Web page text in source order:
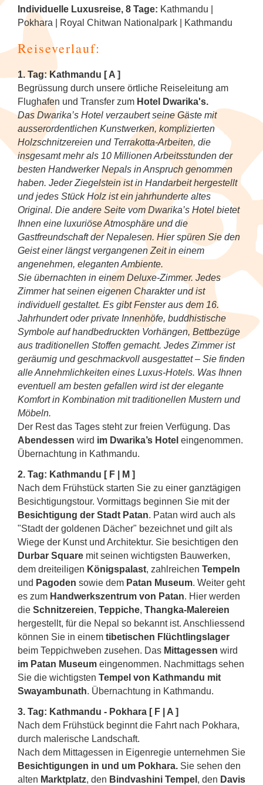
Individuelle Luxusreise, 8 Tage: Kathmandu |
Pokhara | Royal Chitwan Nationalpark | Kathmandu
Reiseverlauf:
1. Tag: Kathmandu [ A ]
Begrüssung durch unsere örtliche Reiseleitung am
Flughafen und Transfer zum Hotel Dwarika's.
Das Dwarika’s Hotel verzaubert seine Gäste mit
ausserordentlichen Kunstwerken, komplizierten
Holzschnitzereien und Terrakotta-Arbeiten, die
insgesamt mehr als 10 Millionen Arbeitsstunden der
besten Handwerker Nepals in Anspruch genommen
haben. Jeder Ziegelstein ist in Handarbeit hergestellt
und jedes Stück Holz ist ein jahrhunderte altes
Original. Die andere Seite vom Dwarika’s Hotel bietet
Ihnen eine luxuriöse Atmosphäre und die
Gastfreundschaft der Nepalesen. Hier spüren Sie den
Geist einer längst vergangenen Zeit in einem
angenehmen, eleganten Ambiente.
Sie übernachten in einem Deluxe-Zimmer. Jedes
Zimmer hat seinen eigenen Charakter und ist
individuell gestaltet. Es gibt Fenster aus dem 16.
Jahrhundert oder private Innenhöfe, buddhistische
Symbole auf handbedruckten Vorhängen, Bettbezüge
aus traditionellen Stoffen gemacht. Jedes Zimmer ist
geräumig und geschmackvoll ausgestattet – Sie finden
alle Annehmlichkeiten eines Luxus-Hotels. Was Ihnen
eventuell am besten gefallen wird ist der elegante
Komfort in Kombination mit traditionellen Mustern und
Möbeln.
Der Rest das Tages steht zur freien Verfügung. Das
Abendessen wird im Dwarika’s Hotel eingenommen.
Übernachtung in Kathmandu.
2. Tag: Kathmandu [ F | M ]
Nach dem Frühstück starten Sie zu einer ganztägigen
Besichtigungstour. Vormittags beginnen Sie mit der
Besichtigung der Stadt Patan. Patan wird auch als
"Stadt der goldenen Dächer" bezeichnet und gilt als
Wiege der Kunst und Architektur. Sie besichtigen den
Durbar Square mit seinen wichtigsten Bauwerken,
dem dreiteiligen Königspalast, zahlreichen Tempeln
und Pagoden sowie dem Patan Museum. Weiter geht
es zum Handwerkszentrum von Patan. Hier werden
die Schnitzereien, Teppiche, Thangka-Malereien
hergestellt, für die Nepal so bekannt ist. Anschliessend
können Sie in einem tibetischen Flüchtlingslager
beim Teppichweben zusehen. Das Mittagessen wird
im Patan Museum eingenommen. Nachmittags sehen
Sie die wichtigsten Tempel von Kathmandu mit
Swayambunath. Übernachtung in Kathmandu.
3. Tag: Kathmandu - Pokhara [ F | A ]
Nach dem Frühstück beginnt die Fahrt nach Pokhara,
durch malerische Landschaft.
Nach dem Mittagessen in Eigenregie unternehmen Sie
Besichtigungen in und um Pokhara. Sie sehen den
alten Marktplatz, den Bindvashini Tempel , den Davis
Diverses
Kambodscha 5
Laos
Myanmar (Burma)
Nepal 5
Sri Lanka 4
Südkorea 4
Thailand 6
Vietnam 5
Sehenswertes
Wellness & Entspannung auf Sri Lanka
Familienreise Sri Lanka
Familienreise Thailand
Kandy Esala Perahera Sri Lanka
NEU: Schlemmerreise Thailand
Thailand: Streetfood, Rooftops und Flip-
Vietnam für Geniesser
durchs Mekong-Delta
NEU: Flusskreuzfahrt mit der RV River
Kwai
Hausboot-Kreuzfahrt auf den
Backwaters
Flusskreuzfahrt auf dem Brahmaputra
NEU: Indonesien
Japan
Korea (Südkorea)
Mongolei
Myanmar (Burma)
Nepal
Spirituelle Reisen
Sri Lanka
Thailand